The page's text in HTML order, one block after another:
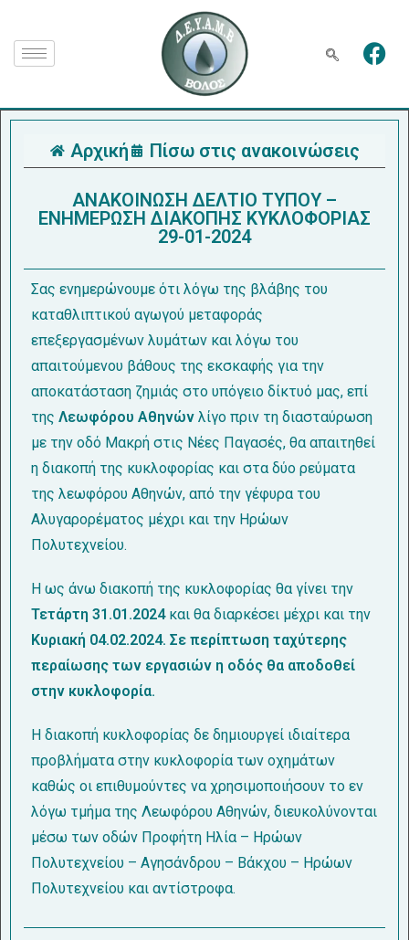
Αρχική Πίσω στις ανακοινώσεις
ΑΝΑΚΟΙΝΩΣΗ ΔΕΛΤΙΟ ΤΥΠΟΥ –
ΕΝΗΜΕΡΩΣΗ ΔΙΑΚΟΠΗΣ ΚΥΚΛΟΦΟΡΙΑΣ
29-01-2024
Σας ενημερώνουμε ότι λόγω της βλάβης του
καταθλιπτικού αγωγού μεταφοράς
επεξεργασμένων λυμάτων και λόγω του
απαιτούμενου βάθους της εκσκαφής για την
αποκατάσταση ζημιάς στο υπόγειο δίκτυό μας, επί
τηςΛεωφόρου Αθηνών λίγο πριν τη διασταύρωση
με την οδό Μακρή στις Νέες Παγασές, θα απαιτηθεί
η διακοπή της κυκλοφορίας και στα δύο ρεύματα
της λεωφόρου Αθηνών, από την γέφυρα του
Αλυγαρορέματος μέχρι και την Ηρώων
Πολυτεχνείου.
Η ως άνω διακοπή της κυκλοφορίας θα γίνει την
Τετάρτη 31.01.2024και θα διαρκέσει μέχρι και την
Κυριακή 04.02.2024. Σε περίπτωση ταχύτερης
περαίωσης των εργασιών η οδός θα αποδοθεί
στην κυκλοφορία.
Η διακοπή κυκλοφορίας δε δημιουργεί ιδιαίτερα
προβλήματα στην κυκλοφορία των οχημάτων
καθώς οι επιθυμούντες να χρησιμοποιήσουν το εν
λόγω τμήμα της Λεωφόρου Αθηνών, διευκολύνονται
μέσω των οδών Προφήτη Ηλία – Ηρώων
Πολυτεχνείου – Αγησάνδρου – Βάκχου – Ηρώων
Πολυτεχνείου και αντίστροφα.